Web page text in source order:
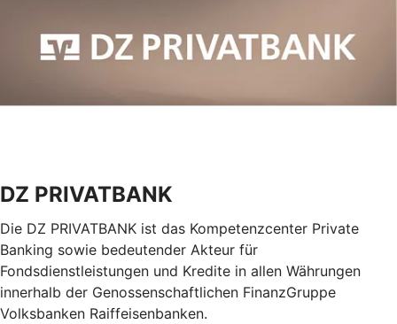
DZ PRIVATBANK
Die DZ PRIVATBANK ist das Kompetenzcenter Private
Banking sowie bedeutender Akteur für
Fondsdienstleistungen und Kredite in allen Währungen
innerhalb der Genossenschaftlichen FinanzGruppe
Volksbanken Raiffeisenbanken.